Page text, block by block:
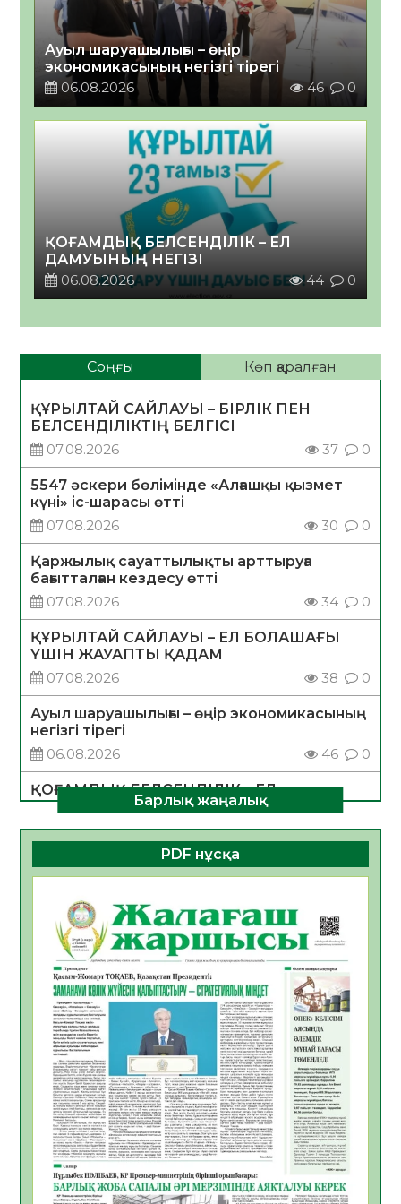
Ауыл шаруашылығы – өңір
экономикасының негізгі тірегі
06.08.2026
46 0
ҚОҒАМДЫҚ БЕЛСЕНДІЛІК – ЕЛ
ДАМУЫНЫҢ НЕГІЗІ
06.08.2026
44 0
Соңғы Көп қаралған
ҚҰРЫЛТАЙ САЙЛАУЫ – БІРЛІК ПЕН
БЕЛСЕНДІЛІКТІҢ БЕЛГІСІ
07.08.2026
37 0
5547 әскери бөлімінде «Алғашқы қызмет
күні» іс-шарасы өтті
07.08.2026
30 0
Қаржылық сауаттылықты арттыруға
бағытталған кездесу өтті
07.08.2026
34 0
ҚҰРЫЛТАЙ САЙЛАУЫ – ЕЛ БОЛАШАҒЫ
ҮШІН ЖАУАПТЫ ҚАДАМ
07.08.2026
38 0
Ауыл шаруашылығы – өңір экономикасының
негізгі тірегі
06.08.2026
46 0
ҚОҒАМДЫҚ БЕЛСЕНДІЛІК – ЕЛ
ДАМУЫНЫҢ НЕГІЗІ
06.08.2026
44 0
ҚҰРЫЛТАЙ САЙЛАУЫ – БОЛАШАҚҚА
БАСТАР ЖАУАПТЫ ТАҢДАУ
06.08.2026
Инфекциялық ауруларға қарсы иммундау
жұмыстарының тиімділігі
06.08.2026
48
Көкжөтел ауруы туралы
06.08.2026
44
АПВ вакцинасы туралы мәлімет
06.08.2026
43
Open Air: Қызылорда облысы полиция
департаменті 20 мыңнан астам
көрерменнің қауіпсіздігін қамтамасыз етті
06.08.2026
57
Барлық жаңалық
PDF нұсқа